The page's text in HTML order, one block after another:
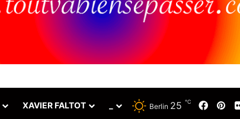
XAVIER FALTOT Berlin 25 ℃